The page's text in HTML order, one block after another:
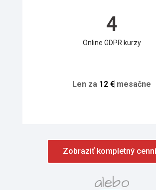
Online GDPR kurzy
4
Len za 1 2 € mesačne
Zobraziť kompletný
alebo